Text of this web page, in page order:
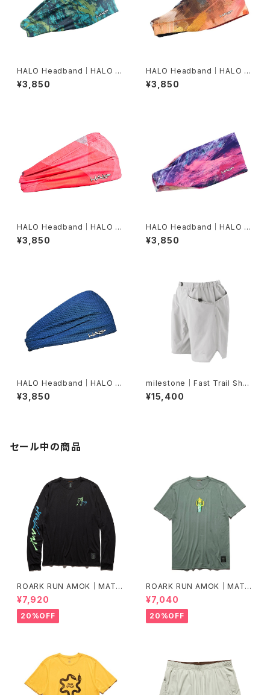
HALO Headband｜HALO バ
ンディット JP（Movas）
¥3,850
HALO Headband｜HALO バ
ンディット JP（Air modern oi
l）
¥3,850
HALO Headband｜HALO バ
ンディット JP（Vinst）
¥3,850
HALO Headband｜HALO バ
ンディット JP（dusk）
¥3,850
HALO Headband｜HALO バ
ンディット JP（Air Abyss Blu
e）
¥3,850
milestone｜Fast Trail Shor
ts（グレーシャーシルバー）
¥15,400
セール中の商品
ROARK RUN AMOK｜MATHI
S LS col.BLACK FJORD
¥7,920
20%OFF
ROARK RUN AMOK｜MATHI
S CORE SS col.FOREST
¥7,040
20%OFF